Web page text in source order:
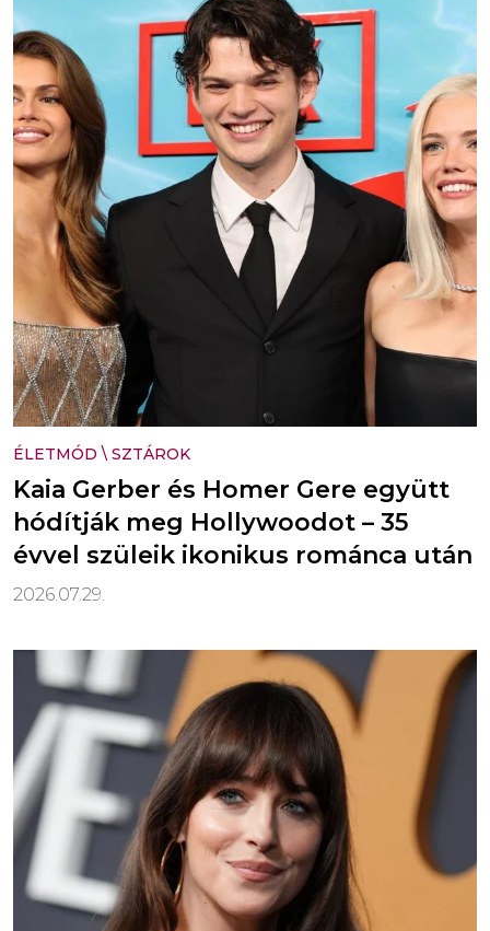
ÉLETMÓD \ SZTÁROK
Kaia Gerber és Homer Gere együtt
hódítják meg Hollywoodot – 35
évvel szüleik ikonikus románca után
2026.07.29.